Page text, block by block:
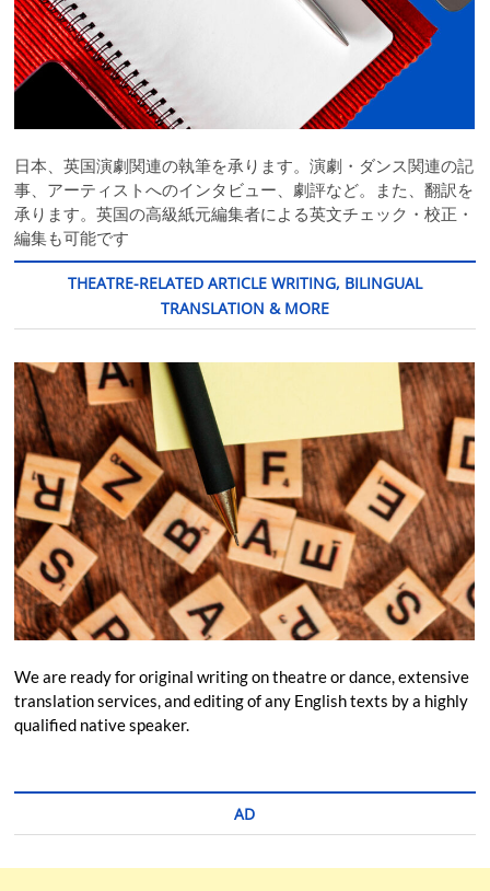
日本、英国演劇関連の執筆を承ります。演劇・ダンス関連の記
事、アーティストへのインタビュー、劇評など。また、翻訳を
承ります。英国の高級紙元編集者による英文チェック・校正・
編集も可能です
THEATRE-RELATED ARTICLE WRITING, BILINGUAL
TRANSLATION & MORE
We are ready for original writing on theatre or dance, extensive
translation services, and editing of any English texts by a highly
qualified native speaker.
AD